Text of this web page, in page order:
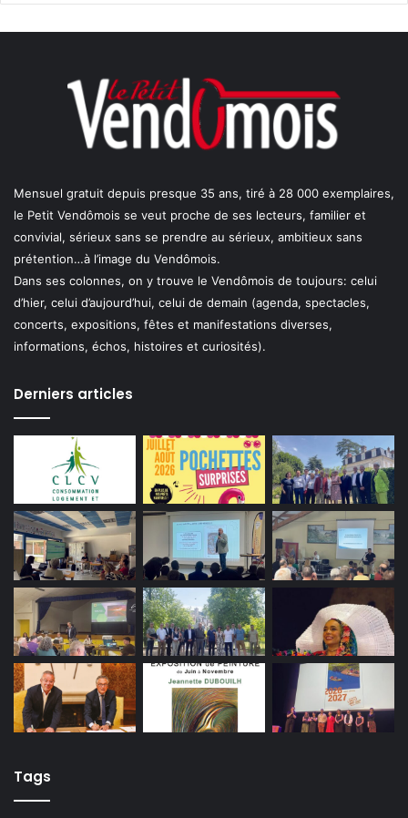
Mensuel gratuit depuis presque 35 ans, tiré à 28 000 exemplaires,
le Petit Vendômois se veut proche de ses lecteurs, familier et
convivial, sérieux sans se prendre au sérieux, ambitieux sans
prétention…à l’image du Vendômois.
Dans ses colonnes, on y trouve le Vendômois de toujours: celui
d’hier, celui d’aujourd’hui, celui de demain (agenda, spectacles,
concerts, expositions, fêtes et manifestations diverses,
informations, échos, histoires et curiosités).
Derniers articles
Tags